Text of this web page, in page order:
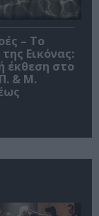
– Το
Εικόνας:
έκθεση στο
& Μ.